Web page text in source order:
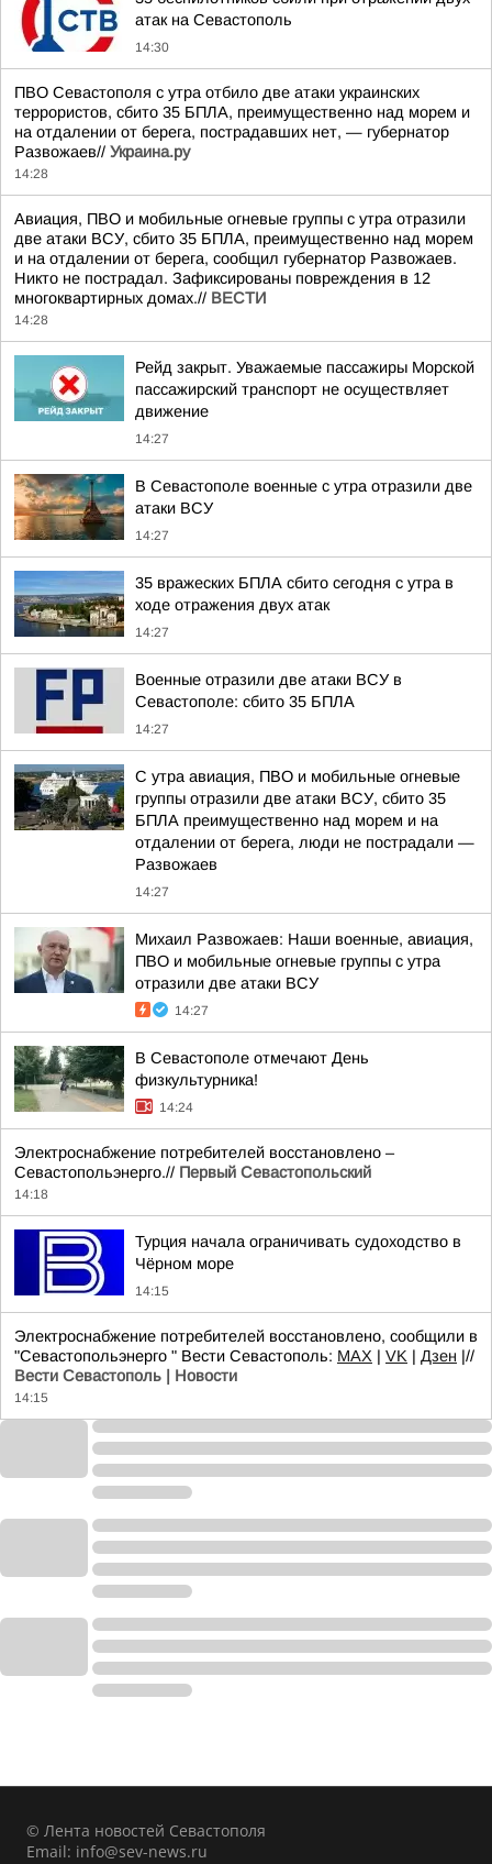
атак на Севастополь
14:30
ПВО Севастополя с утра отбило две атаки украинских
террористов, сбито 35 БПЛА, преимущественно над морем и
на отдалении от берега, пострадавших нет, — губернатор
Развожаев// Украина.ру
14:28
Авиация, ПВО и мобильные огневые группы с утра отразили
две атаки ВСУ, сбито 35 БПЛА, преимущественно над морем
и на отдалении от берега, сообщил губернатор Развожаев.
Никто не пострадал. Зафиксированы повреждения в 12
многоквартирных домах.// ВЕСТИ
14:28
Рейд закрыт. Уважаемые пассажиры Морской
пассажирский транспорт не осуществляет
движение
14:27
В Севастополе военные с утра отразили две
атаки ВСУ
14:27
35 вражеских БПЛА сбито сегодня с утра в
ходе отражения двух атак
14:27
Военные отразили две атаки ВСУ в
Севастополе: сбито 35 БПЛА
14:27
С утра авиация, ПВО и мобильные огневые
группы отразили две атаки ВСУ, сбито 35
БПЛА преимущественно над морем и на
отдалении от берега, люди не пострадали —
Развожаев
14:27
Михаил Развожаев: Наши военные, авиация,
ПВО и мобильные огневые группы с утра
отразили две атаки ВСУ
14:27
В Севастополе отмечают День
физкультурника!
14:24
Электроснабжение потребителей восстановлено –
Севастопольэнерго.// Первый Севастопольский
14:18
Турция начала ограничивать судоходство в
Чёрном море
14:15
Электроснабжение потребителей восстановлено, сообщили в
"Севастопольэнерго " Вести Севастополь: MAX | VK | Дзен |//
Вести Севастополь | Новости
14:15
© Лента новостей Севастополя
Email: info@sev-news.ru